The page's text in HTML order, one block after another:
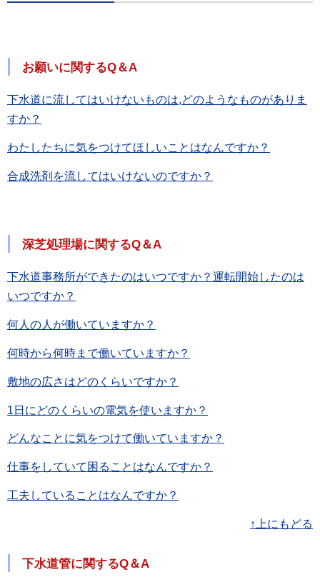
お願いに関するQ＆A
下水道に流してはいけないものは,どのようなものがありま
すか？
わたしたちに気をつけてほしいことはなんですか？
合成洗剤を流してはいけないのですか？
深芝処理場に関するQ＆A
下水道事務所ができたのはいつですか？運転開始したのは
いつですか？
何人の人が働いていますか？
何時から何時まで働いていますか？
敷地の広さはどのくらいですか？
1日にどのくらいの電気を使いますか？
どんなことに気をつけて働いていますか？
仕事をしていて困ることはなんですか？
工夫していることはなんですか？
↑上にもどる
下水道管に関するQ＆A